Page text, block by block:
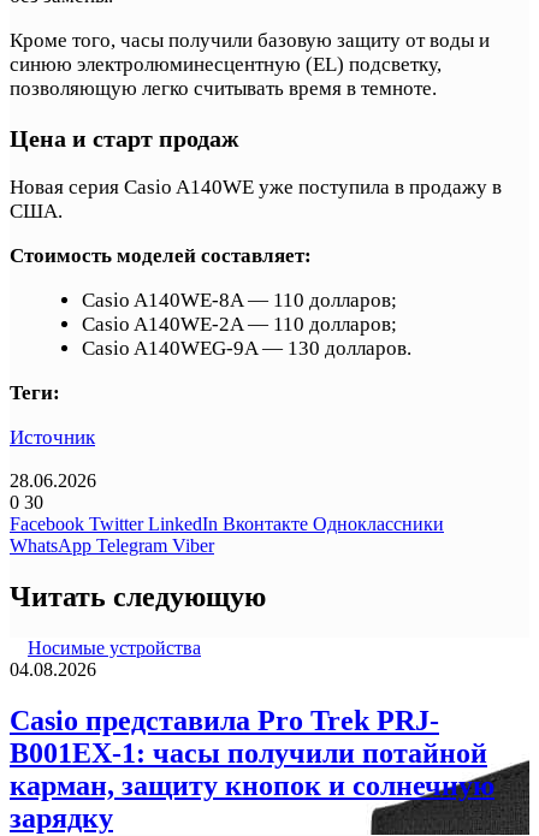
Кроме того, часы получили базовую защиту от воды и
синюю электролюминесцентную (EL) подсветку,
позволяющую легко считывать время в темноте.
Цена и старт продаж
Новая серия Casio A140WE уже поступила в продажу в
США.
Стоимость моделей составляет:
Casio A140WE-8A — 110 долларов;
Casio A140WE-2A — 110 долларов;
Casio A140WEG-9A — 130 долларов.
Теги:
Источник
28.06.2026
0 30
Facebook Twitter LinkedIn Вконтакте Одноклассники
WhatsApp Telegram Viber
Читать следующую
Носимые устройства
04.08.2026
Casio представила Pro Trek PRJ-
B001EX-1: часы получили потайной
карман, защиту кнопок и солнечную
зарядку